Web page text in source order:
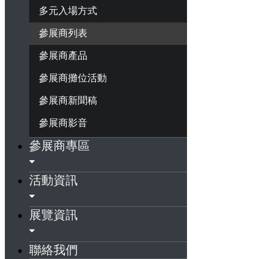
多元入場方式
參展商列表
參展商產品
參展商攤位活動
參展商新聞稿
參展商影音
參展商專區
活動資訊
展覽資訊
聯絡我們